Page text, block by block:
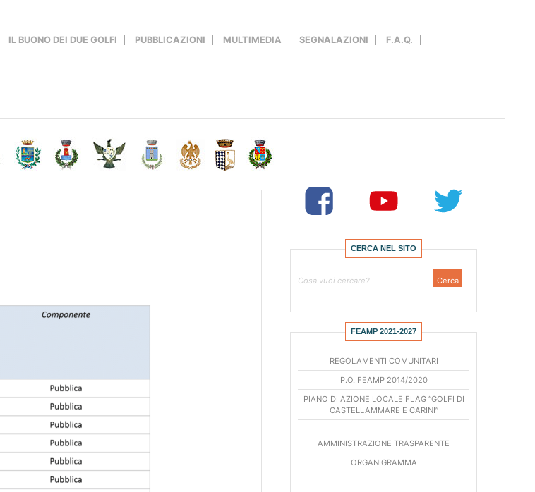
IL BUONO DEI DUE GOLFI PUBBLICAZIONI MULTIMEDIA SEGNALAZIONI F.A.Q.
CERCA NEL SITO
Cerca
FEAMP 2021-2027
REGOLAMENTI COMUNITARI
P.O. FEAMP 2014/2020
PIANO DI AZIONE LOCALE FLAG “GOLFI DI
CASTELLAMMARE E CARINI”
AMMINISTRAZIONE TRASPARENTE
ORGANIGRAMMA